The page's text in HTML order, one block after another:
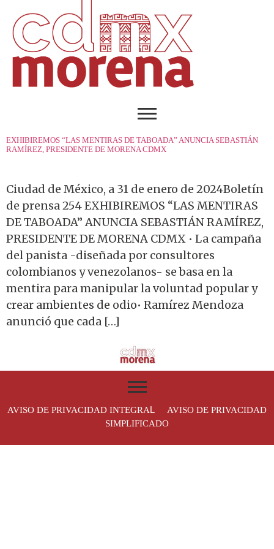
EXHIBIREMOS “LAS MENTIRAS DE TABOADA” ANUNCIA SEBASTIÁN
RAMÍREZ, PRESIDENTE DE MORENA CDMX
Ciudad de México, a 31 de enero de 2024Boletín
de prensa 254 EXHIBIREMOS “LAS MENTIRAS
DE TABOADA” ANUNCIA SEBASTIÁN RAMÍREZ,
PRESIDENTE DE MORENA CDMX • La campaña
del panista -diseñada por consultores
colombianos y venezolanos- se basa en la
mentira para manipular la voluntad popular y
crear ambientes de odio• Ramírez Mendoza
anunció que cada […]
AVISO DE PRIVACIDAD INTEGRAL AVISO DE PRIVACIDAD
SIMPLIFICADO